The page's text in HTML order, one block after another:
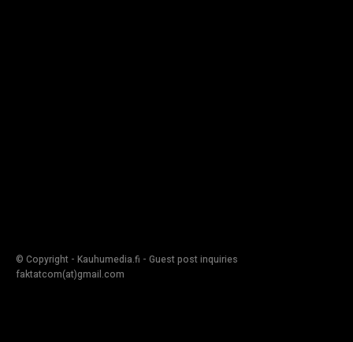
© Copyright - Kauhumedia.fi - Guest post inquiries
faktatcom(at)gmail.com